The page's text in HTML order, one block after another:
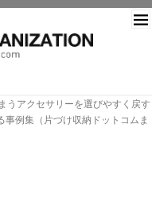
うアクセサリーを選びやすく戻す
例集（片づけ収納ドットコムま